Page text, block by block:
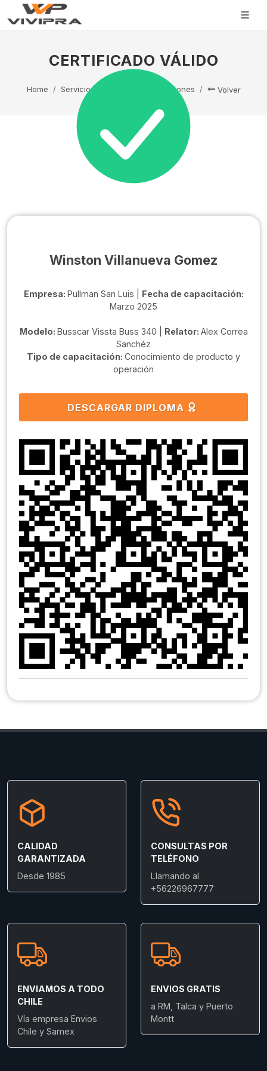
CERTIFICADO VÁLIDO
Home Servicio Técnico Capacitaciones Volver
Winston Villanueva Gomez
Empresa: Pullman San Luis | Fecha de capacitación:
Marzo 2025
Modelo: Busscar Vissta Buss 340 | Relator: Alex Correa
Sanchéz
Tipo de capacitación: Conocimiento de producto y
operación
DESCARGAR DIPLOMA
CALIDAD
GARANTIZADA
Desde 1985
CONSULTAS POR
TELÉFONO
Llamando al
+56226967777
ENVIAMOS A TODO
CHILE
Vía empresa Envios
Chile y Samex
ENVIOS GRATIS
a RM, Talca y Puerto
Montt